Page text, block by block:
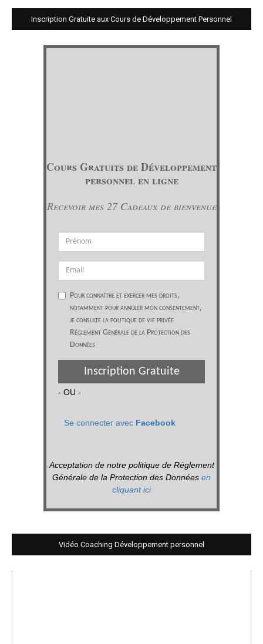
Inscription Gratuite aux Cours de Développement Personnel
Cours Gratuits de Développement
personnel en ligne
Recevoir mes 27 Cadeaux de bienvenue
Pour connaître et exercer mes droits,
notamment pour annuler mon consentement,
je consulte la politique de vie privée
Réglement Générale de la Protection des
Données
Inscription Gratuite
- OU -
Se connecter avec Facebook
Acceptation de notre politique de Réglement
Générale de la Protection des Données en
cliquant ici
Vidéo Coaching Développement personnel